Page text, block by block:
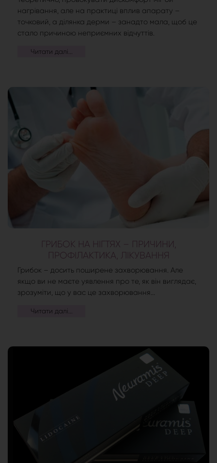
нагрівання, але на практиці вплив апарату –
точковий, а ділянка дерми – занадто мала, щоб це
стало причиною неприємних відчуттів.
Читати далі...
ГРИБОК НА НІГТЯХ – ПРИЧИНИ,
ПРОФІЛАКТИКА, ЛІКУВАННЯ
Грибок – досить поширене захворювання. Але
якщо ви не маєте уявлення про те, як він виглядає,
зрозуміти, що у вас це захворювання...
Читати далі...